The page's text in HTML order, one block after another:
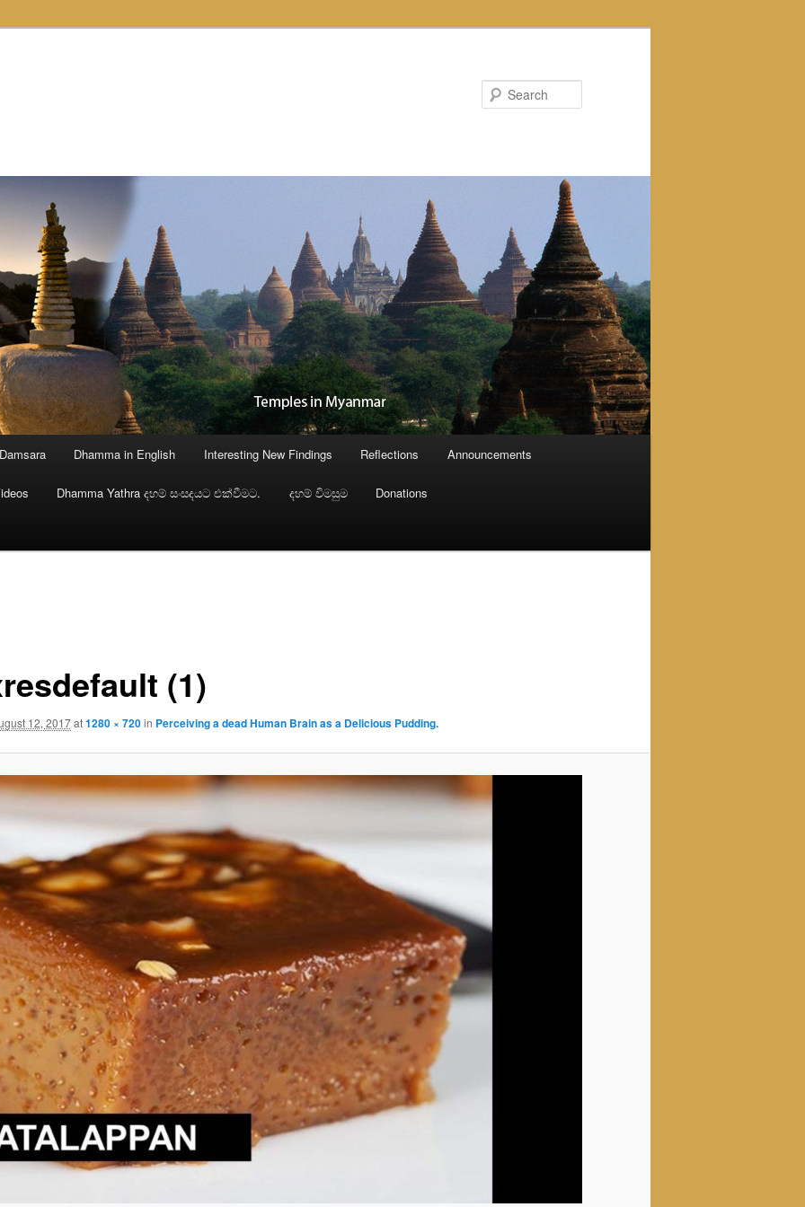
Dhamma in English Interesting New Findings Reflections Announcements
Dhamma Yathra දහම් සංසදයට එක්වීමට. දහම් විමසුම Donations
(1)
12, 2017at1280 × 720in Perceiving a dead Human Brain as a Delicious Pudding.